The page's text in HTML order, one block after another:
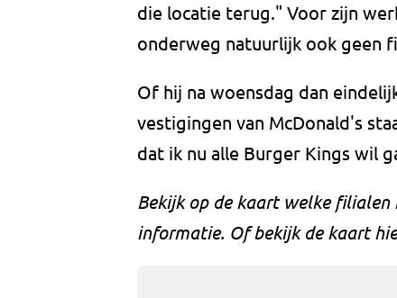
die locatie terug." Voor zijn
onderweg natuurlijk ook geen
Of hij na woensdag dan
vestigingen van McDonald's
dat ik nu alle Burger Kings wil
Bekijk op de kaart welke
informatie. Of bekijk de kaart